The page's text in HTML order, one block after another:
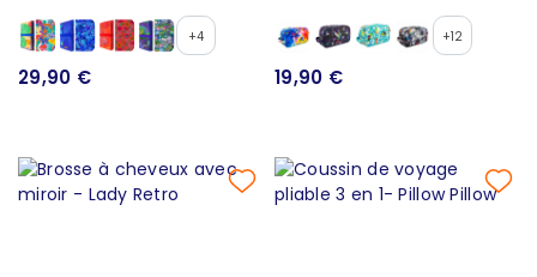
+4
29,90 €
+12
19,90 €